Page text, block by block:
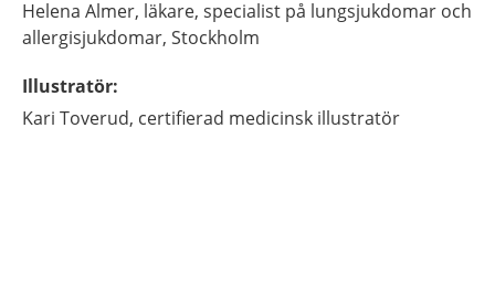
Helena Almer, läkare, specialist på lungsjukdomar och
allergisjukdomar, Stockholm
Illustratör:
Kari Toverud, certifierad medicinsk illustratör